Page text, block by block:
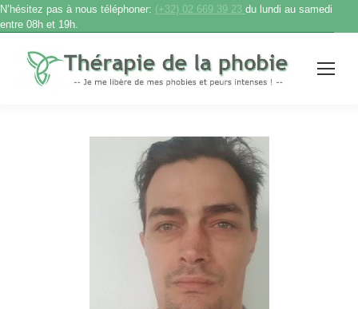
N’hésitez pas à nous téléphoner: (+32) 02 669 39 23 du lundi au samedi
entre 08h et 19h.